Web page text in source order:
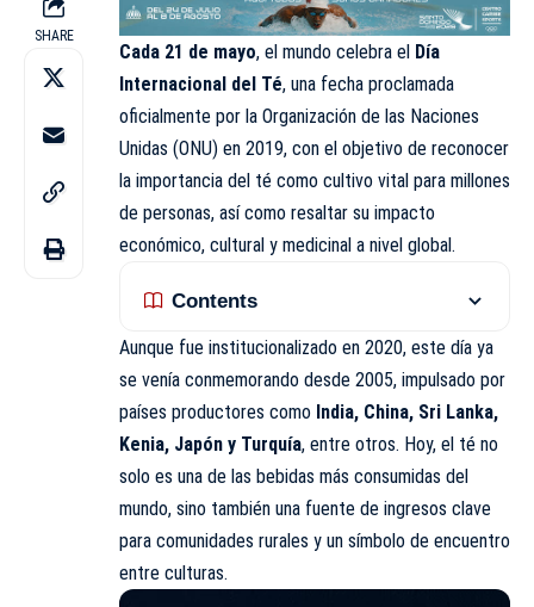
SHARE
Cada 21 de mayo, el mundo celebra el Día
Internacional del Té, una fecha proclamada
oficialmente por la Organización de las Naciones
Unidas (ONU) en 2019, con el objetivo de reconocer
la importancia del té como cultivo vital para millones
de personas, así como resaltar su impacto
económico, cultural y medicinal a nivel global.
Contents
Aunque fue institucionalizado en 2020, este día ya
se venía conmemorando desde 2005, impulsado por
países productores como India, China, Sri Lanka,
Kenia, Japón y Turquía, entre otros. Hoy, el té no
solo es una de las bebidas más consumidas del
mundo, sino también una fuente de ingresos clave
para comunidades rurales y un símbolo de encuentro
entre culturas.